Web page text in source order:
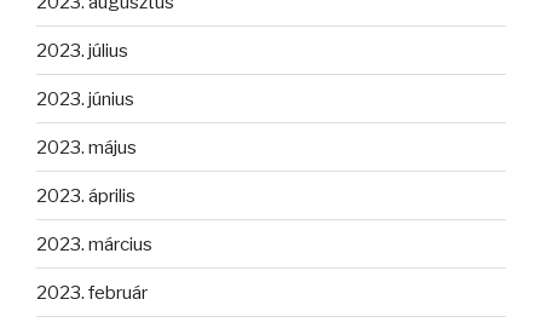
2023. július
2023. június
2023. május
2023. április
2023. március
2023. február